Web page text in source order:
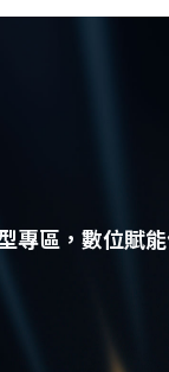
專區，數位賦能